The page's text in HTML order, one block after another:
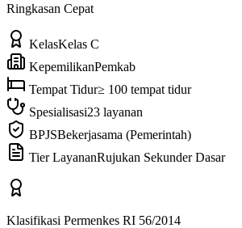
Ringkasan Cepat
KelasKelas C
KepemilikanPemkab
Tempat Tidur≥ 100 tempat tidur
Spesialisasi23 layanan
BPJSBekerjasama (Pemerintah)
Tier LayananRujukan Sekunder Dasar
Klasifikasi Permenkes RI 56/2014